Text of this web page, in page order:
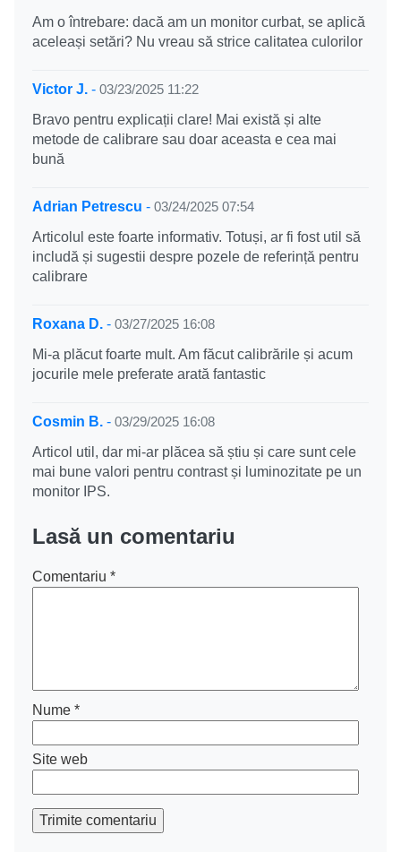
Am o întrebare: dacă am un monitor curbat, se aplică
aceleași setări? Nu vreau să strice calitatea culorilor
Victor J. - 03/23/2025 11:22
Bravo pentru explicații clare! Mai există și alte
metode de calibrare sau doar aceasta e cea mai
bună
Adrian Petrescu - 03/24/2025 07:54
Articolul este foarte informativ. Totuși, ar fi fost util să
includă și sugestii despre pozele de referință pentru
calibrare
Roxana D. - 03/27/2025 16:08
Mi-a plăcut foarte mult. Am făcut calibrările și acum
jocurile mele preferate arată fantastic
Cosmin B. - 03/29/2025 16:08
Articol util, dar mi-ar plăcea să știu și care sunt cele
mai bune valori pentru contrast și luminozitate pe un
monitor IPS.
Lasă un comentariu
Comentariu *
Nume *
Site web
Trimite comentariu